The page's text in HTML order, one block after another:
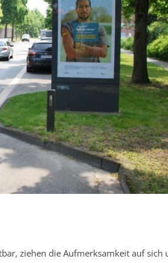
ziehen die Aufmerksamkeit auf sich